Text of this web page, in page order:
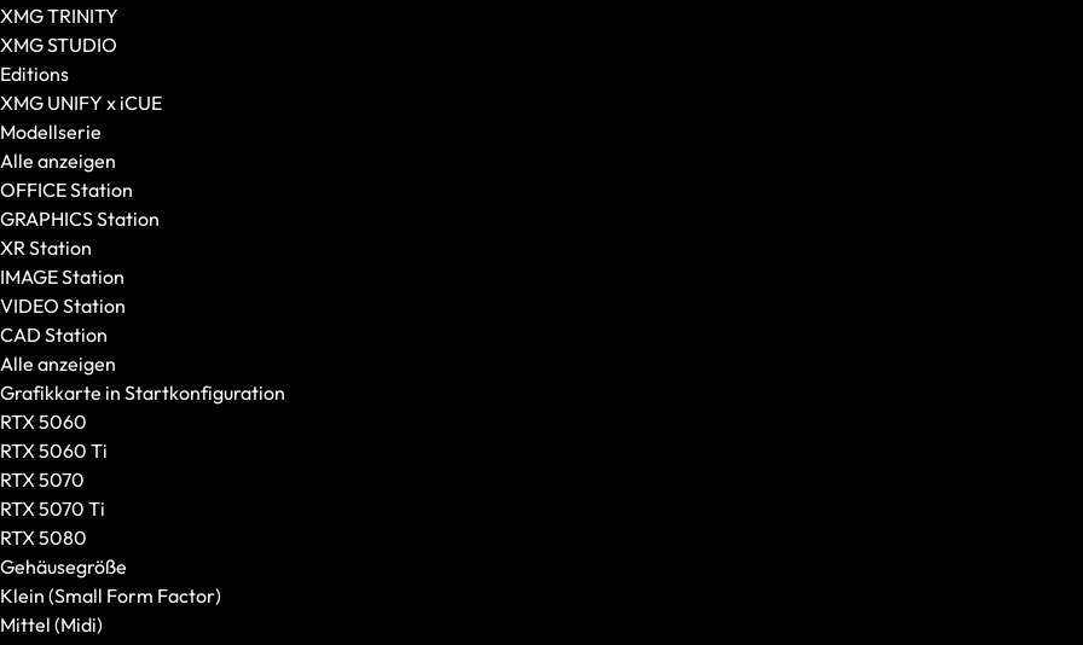
XMG TRINITY
XMG STUDIO
Editions
XMG UNIFY x iCUE
Modellserie
Alle anzeigen
OFFICE Station
GRAPHICS Station
XR Station
IMAGE Station
VIDEO Station
CAD Station
Alle anzeigen
Grafikkarte in Startkonfiguration
RTX 5060
RTX 5060 Ti
RTX 5070
RTX 5070 Ti
RTX 5080
Gehäusegröße
Klein (Small Form Factor)
Mittel (Midi)
Tastaturen